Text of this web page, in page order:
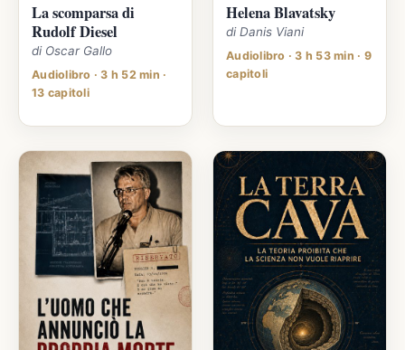
La scomparsa di
Rudolf Diesel
di Oscar Gallo
Audiolibro · 3 h 52 min ·
13 capitoli
Helena Blavatsky
di Danis Viani
Audiolibro · 3 h 53 min · 9
capitoli